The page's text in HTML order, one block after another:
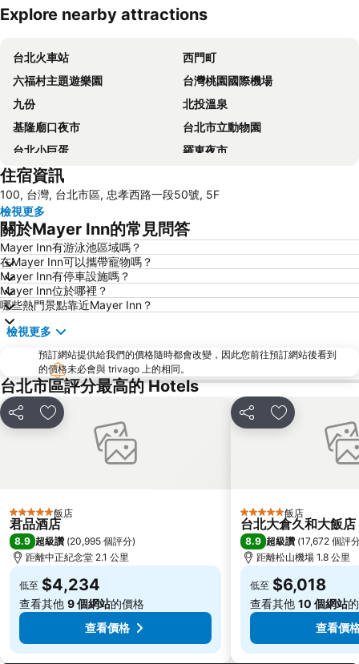
展開地圖
Explore nearby attractions
台北火車站
西門町
六福村主題遊樂園
台灣桃園國際機場
九份
北投溫泉
基隆廟口夜市
台北市立動物園
台北小巨蛋
羅東夜市
Taipei 101
士林夜市
宜蘭烏石港
拉拉山
淡水老街
烏來溫泉
饒河街觀光夜市
中壢車站
景美捷運站
桃園火車站
捷運圓山站
桃園機場
羅東車站
宜蘭礁溪溫泉公園
捷運中山站
桃園高鐵站
松山機場
大安森林公園
淡水捷運站
台北國父紀念館
國立故宮博物院
新店捷運站
捷運忠孝敦化站
中正紀念堂
台北東區
江子翠捷運站
大溪老街
捷運忠孝復興站
三重捷運站
台灣總統府凱達格蘭大道
住宿資訊
100, 台灣, 台北市區, 忠孝西路一段50號, 5F
檢視更多
關於Mayer Inn的常見問答
Mayer Inn有游泳池區域嗎？
在Mayer Inn可以攜帶寵物嗎？
Mayer Inn有停車設施嗎？
Mayer Inn位於哪裡？
哪些熱門景點靠近Mayer Inn？
檢視更多
預訂網站提供給我們的價格隨時都會改變，因此您前往預訂網站後看到
的價格未必會與 trivago 上的相同。
台北市區評分最高的 Hotels
分享 加入我的最愛
5 星級 飯店
君品酒店
8.9 超級讚 (20,995 個評分)
距離中正紀念堂 2.1 公里
低至 $4,234
查看其他 9 個網站的價格
查看價格
分享 加入我的最愛
5 星級 飯店
台北大倉久和大飯店
8.9 超級讚 (17,672 個評
距離松山機場 1.8 公里
低至 $6,018
查看其他 10 個網站
查看價